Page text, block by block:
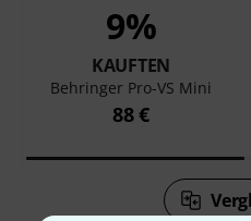
9%
KAUFTEN
Behringer Pro-VS Mini
88 €